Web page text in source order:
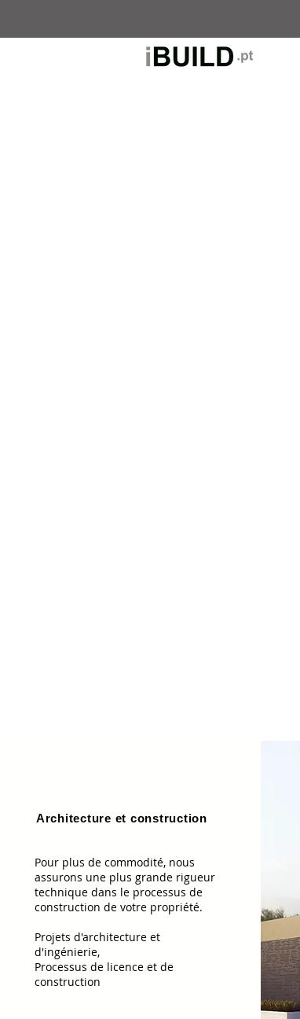
Architecture et construction
Pour plus de commodité, nous
assurons une plus grande rigueur
technique dans le processus de
construction de votre propriété.
Projets d'architecture et
d'ingénierie,
Processus de licence et de
construction